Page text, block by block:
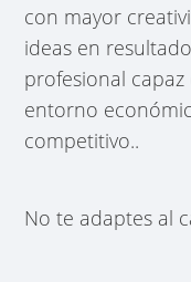
con mayor
ideas en
profesional
entorno
competitivo..
No te adaptes al